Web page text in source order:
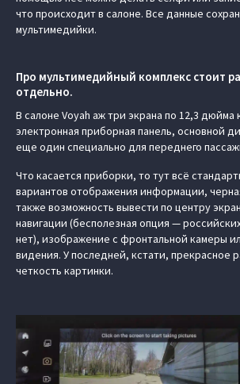
что происходит в салоне. Все данные
мультимедийки.
Про мультимедийный комплекс стоит
отдельно.
В салоне Voyah аж три экрана по 12,3 дюйма
электронная приборная панель, основной
еще один специально для переднего
Что касается приборки, то тут всё
вариантов отображения информации,
также возможность вывести по центру
навигации (бесполезная опция —
нет), изображение с фронтальной камеры
видения. У последней, кстати, прекрасное
четкость картинки.